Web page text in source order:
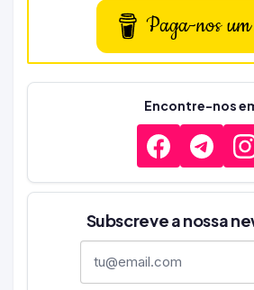
Paga-nos um
Encontre-nos
Subscreve a nossa